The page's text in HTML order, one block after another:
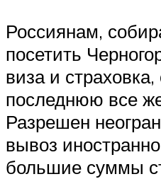
Россиянам,
посетить
виза и страховка,
последнюю все
Разрешен
вывоз
большие суммы